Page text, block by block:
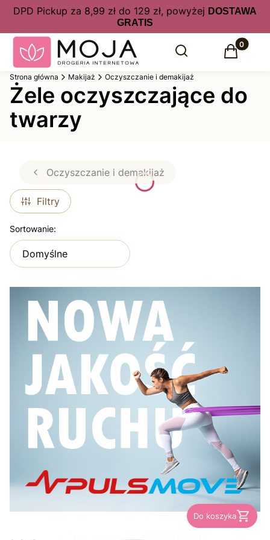
DPD Pickup za 8,99 zł do 129 zł, powyżej DOSTAWA
GRATIS
Otwórz wyszukiwarkę
Szukaj Produkty
Koszyk
Strona główna Makijaż Oczyszczanie i demakijaż
Żele oczyszczające do
twarzy
Oczyszczanie i demakijaż
Filtry
Lista produktów
Sortowanie:
Domyślne
Do koszyka